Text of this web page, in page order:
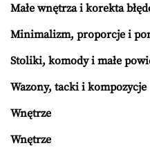
Małe wnętrza i korekta
Minimalizm, proporcje i
Stoliki, komody i małe
Wazony, tacki i kompozycje
Wnętrze
Wnętrze